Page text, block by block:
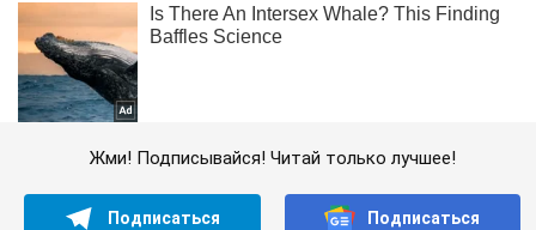
Жми! Подписывайся! Читай только лучшее!
Подписаться Подписаться